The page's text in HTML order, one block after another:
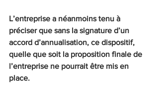
L’entreprise a néanmoins tenu à
préciser que sans la signature d’un
accord d’annualisation, ce dispositif,
quelle que soit la proposition finale de
l’entreprise ne pourrait être mis en
place.